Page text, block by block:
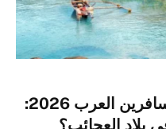
دليل السياحة في الهند للمسافرين العرب 2026: